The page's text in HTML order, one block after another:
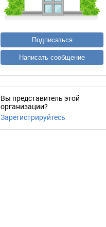
Подписаться
Написать сообщение
Вы представитель этой
организации?
Зарегистрируйтесь